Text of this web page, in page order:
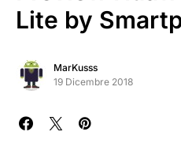
Lite by
MarKusss
19 Dicembre 2018